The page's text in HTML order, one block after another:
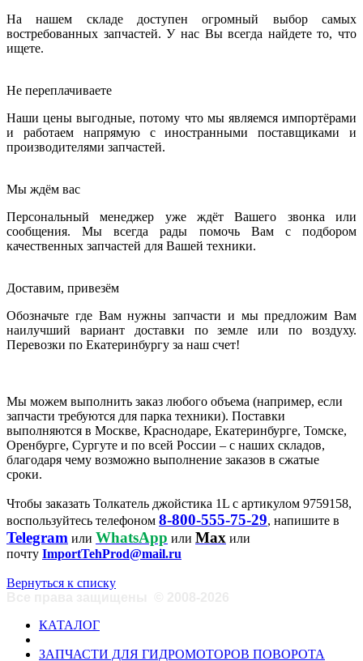
На нашем складе доступен огромный выбор самых
востребованных запчастей. У нас Вы всегда найдете то, что
ищете.
Не переплачиваете
Наши цены выгодные, потому что мы являемся импортёрами
и работаем напрямую с иностранными поставщиками и
производителями запчастей.
Мы ждём вас
Персональный менеджер уже ждёт Вашего звонка или
сообщения. Мы всегда рады помочь Вам с подбором
качественных запчастей для Вашей техники.
Доставим, привезём
Обозначьте где Вам нужны запчасти и мы предложим Вам
наилучший вариант доставки по земле или по воздуху.
Перевозки по Екатеринбургу за наш счет!
Мы можем выполнить заказ любого объема (например, если
запчасти требуются для парка техники). Поставки
выполняются в Москве, Краснодаре, Екатеринбурге, Томске,
Оренбурге, Сургуте и по всей России – с наших складов,
благодаря чему возможно выполнение заказов в сжатые
сроки.
Чтобы заказать Толкатель джойстика 1L с артикулом 9759158,
воспользуйтесь телефоном 8-800-555-75-29, напишите в
Telegram или WhatsApp или Max или
почту ImportTehProd@mail.ru
Вернуться к списку
КАТАЛОГ
ЗАПЧАСТИ ДЛЯ ГИДРОМОТОРОВ ПОВОРОТА